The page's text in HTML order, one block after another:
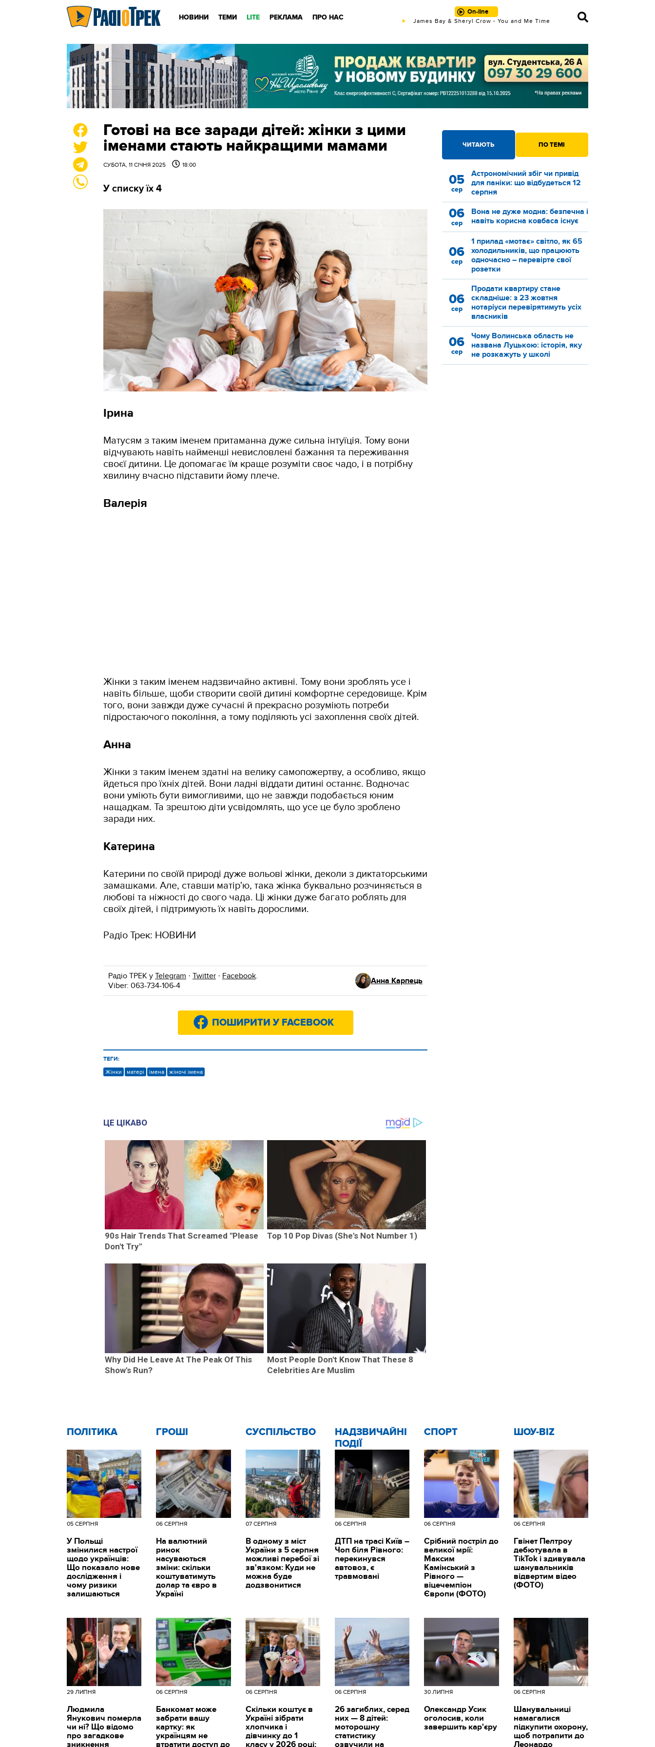
НОВИНИ ТЕМИ LITE РЕКЛАМА ПРО НАС
On-line
James Bay & Sheryl Crow - You and Me Time
Готові на все заради дітей: жінки з цими
іменами стають найкращими мамами
СУБОТА, 11 СІЧНЯ 2025 18:00
У списку їх 4
Ірина
Матусям з таким іменем притаманна дуже сильна інтуїція. Тому вони
відчувають навіть найменші невисловлені бажання та переживання
своєї дитини. Це допомагає їм краще розуміти своє чадо, і в потрібну
хвилину вчасно підставити йому плече.
Валерія
Жінки з таким іменем надзвичайно активні. Тому вони зроблять усе і
навіть більше, щоби створити своїй дитині комфортне середовище. Крім
того, вони завжди дуже сучасні й прекрасно розуміють потреби
підростаючого покоління, а тому поділяють усі захоплення своїх дітей.
Анна
Жінки з таким іменем здатні на велику самопожертву, а особливо, якщо
йдеться про їхніх дітей. Вони ладні віддати дитині останнє. Водночас
вони уміють бути вимогливими, що не завжди подобається юним
нащадкам. Та зрештою діти усвідомлять, що усе це було зроблено
заради них.
Катерина
Катерини по своїй природі дуже вольові жінки, деколи з диктаторськими
замашками. Але, ставши матір'ю, така жінка буквально розчиняється в
любові та ніжності до свого чада. Ці жінки дуже багато роблять для
своїх дітей, і підтримують їх навіть дорослими.
Радіо Трек: НОВИНИ
Радіо ТРЕК у Telegram · Twitter · Facebook.
Viber: 063-734-106-4
Анна Карпець
ПОШИРИТИ У FACEBOOK
ТЕГИ:
Жінки матері імена жіночі імена
ЧИТАЮТЬ ПО ТЕМІ
05
сер
Астрономічний збіг чи привід
для паніки: що відбудеться 12
серпня
06
сер
Вона не дуже модна: безпечна і
навіть корисна ковбаса існує
06
сер
1 прилад «мотає» світло, як 65
холодильників, що працюють
одночасно – перевірте свої
розетки
06
сер
Продати квартиру стане
складніше: з 23 жовтня
нотаріуси перевірятимуть усіх
власників
06
сер
Чому Волинська область не
названа Луцькою: історія, яку
не розкажуть у школі
ЦЕ ЦІКАВО
90s Hair Trends That Screamed "Please
Don't Try"
Top 10 Pop Divas (She's Not Number 1)
Why Did He Leave At The Peak Of This
Show's Run?
Most People Don't Know That These 8
Celebrities Are Muslim
ПОЛІТИКА
05 СЕРПНЯ
У Польщі
змінилися настрої
щодо українців:
Що показало нове
дослідження і
чому ризики
залишаються
ГРОШІ
06 СЕРПНЯ
На валютний
ринок
насуваються
зміни: скільки
коштуватимуть
долар та євро в
Україні
CУСПІЛЬСТВО
07 СЕРПНЯ
В одному з міст
України з 5 серпня
можливі перебої зі
зв'язком: Куди не
можна буде
додзвонитися
НАДЗВИЧАЙНІ
ПОДІЇ
06 СЕРПНЯ
ДТП на трасі Київ –
Чоп біля Рівного:
перекинувся
автовоз, є
травмовані
СПОРТ
06 СЕРПНЯ
Срібний постріл до
великої мрії:
Максим
Камінський з
Рівного —
віцечемпіон
Європи (ФОТО)
ШОУ-BIZ
06 СЕРПНЯ
Гвінет Пелтроу
дебютувала в
TikTok і здивувала
шанувальників
відвертим відео
(ФОТО)
29 ЛИПНЯ
Людмила
Янукович померла
чи ні? Що відомо
про загадкове
зникнення
06 СЕРПНЯ
Банкомат може
забрати вашу
картку: як
українцям не
втратити доступ до
06 СЕРПНЯ
Скільки коштує в
Україні зібрати
хлопчика і
дівчинку до 1
класу у 2026 році:
06 СЕРПНЯ
26 загиблих, серед
них — 8 дітей:
моторошну
статистику
озвучили на
30 ЛИПНЯ
Олександр Усик
оголосив, коли
завершить кар'єру
06 СЕРПНЯ
Шанувальниці
намагалися
підкупити охорону,
щоб потрапити до
Леонардо